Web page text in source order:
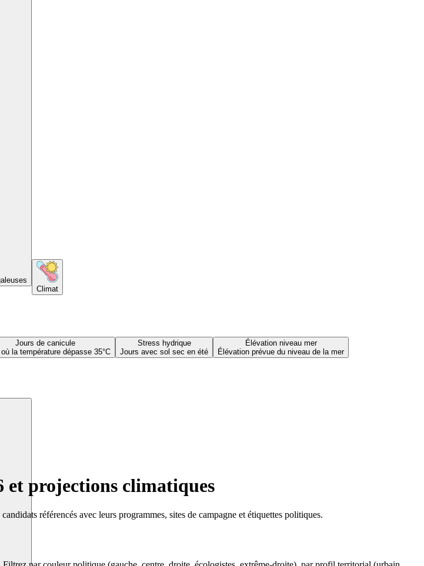
Climat
Jours de canicule
la température dépasse 35°C
Stress hydrique
Jours avec sol sec en été
Élévation niveau mer
Élévation prévue du niveau de la mer
projections climatiques
référencés avec leurs programmes, sites de campagne et étiquettes politiques.